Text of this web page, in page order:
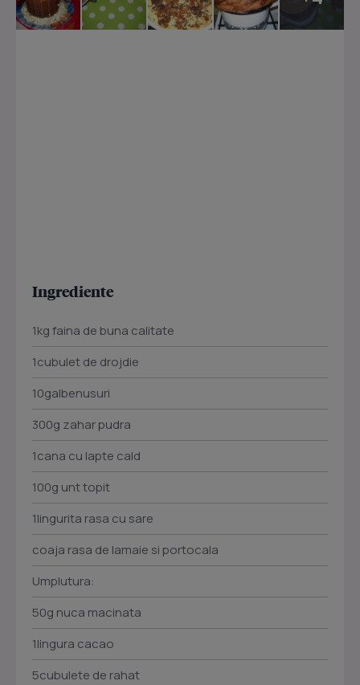
Ingrediente
1kg faina de buna calitate
1cubulet de drojdie
10galbenusuri
300g zahar pudra
1cana cu lapte cald
100g unt topit
1lingurita rasa cu sare
coaja rasa de lamaie si portocala
Umplutura:
50g nuca macinata
1lingura cacao
5cubulete de rahat